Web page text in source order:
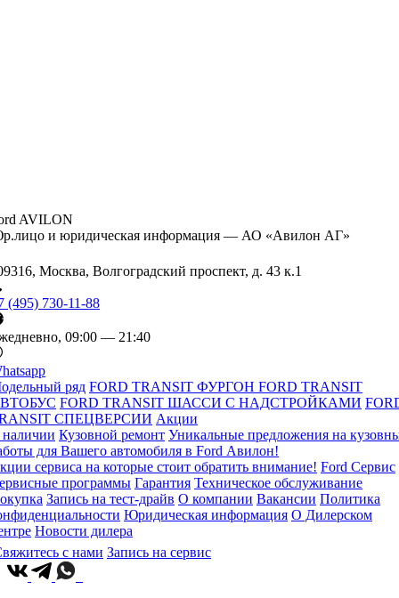
AVILON
и юридическая информация — АО «Авилон АГ»
Москва, Волгоградский проспект, д. 43 к.1
(495) 730-11-88
09:00 — 21:40
ряд FORD TRANSIT ФУРГОН FORD TRANSIT
FORD TRANSIT ШАССИ С НАДСТРОЙКАМИ
СПЕЦВЕРСИИ Акции
Кузовной ремонт Уникальные предложения на
для Вашего автомобиля в Ford Авилон!
сервиса на которые стоит обратить внимание! Ford Сервис
программы Гарантия Техническое обслуживание
Запись на тест-драйв О компании Вакансии Политика
Юридическая информация О Дилерском
Новости дилера
с нами Запись на сервис